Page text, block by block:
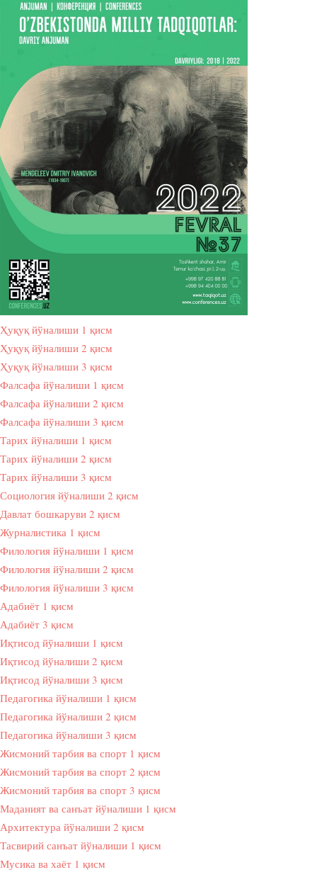
Ҳуқуқ йўналиши 1 қисм
Ҳуқуқ йўналиши 2 қисм
Ҳуқуқ йўналиши 3 қисм
Фалсафа йўналиши 1 қисм
Фалсафа йўналиши 2 қисм
Фалсафа йўналиши 3 қисм
Тарих йўналиши 1 қисм
Тарих йўналиши 2 қисм
Тарих йўналиши 3 қисм
Социология йўналиши 2 қисм
Давлат бошкаруви 2 қисм
Журналистика 1 қисм
Филология йўналиши 1 қисм
Филология йўналиши 2 қисм
Филология йўналиши 3 қисм
Адабиёт 1 қисм
Адабиёт 3 қисм
Иқтисод йўналиши 1 қисм
Иқтисод йўналиши 2 қисм
Иқтисод йўналиши 3 қисм
Педагогика йўналиши 1 қисм
Педагогика йўналиши 2 қисм
Педагогика йўналиши 3 қисм
Жисмоний тарбия ва спорт 1 қисм
Жисмоний тарбия ва спорт 2 қисм
Жисмоний тарбия ва спорт 3 қисм
Маданият ва санъат йўналиши 1 қисм
Архитектура йўналиши 2 қисм
Тасвирий санъат йўналиши 1 қисм
Мусика ва хаёт 1 қисм